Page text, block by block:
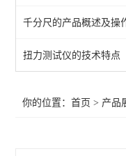
千分尺的产品概述及操
扭力测试仪的技术特点
你的位置：首页 > 产品